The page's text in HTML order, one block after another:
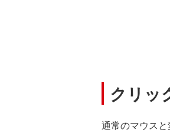
クリッ
通常のマウス